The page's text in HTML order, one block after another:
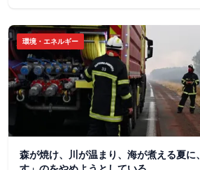
環境・エネルギー
森が焼け、川が温まり、海が煮える夏に